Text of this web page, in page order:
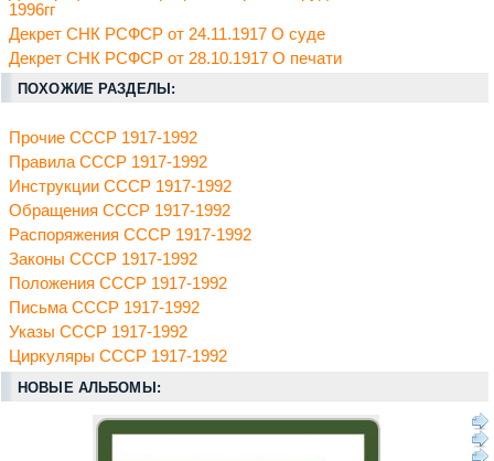
1996гг
Декрет СНК РСФСР от 24.11.1917 О суде
Декрет СНК РСФСР от 28.10.1917 О печати
ПОХОЖИЕ РАЗДЕЛЫ:
Прочие СССР 1917-1992
Правила СССР 1917-1992
Инструкции СССР 1917-1992
Обращения СССР 1917-1992
Распоряжения СССР 1917-1992
Законы СССР 1917-1992
Положения СССР 1917-1992
Письма СССР 1917-1992
Указы СССР 1917-1992
Циркуляры СССР 1917-1992
НОВЫЕ АЛЬБОМЫ: